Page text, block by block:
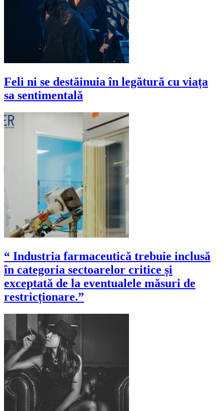
Feli ni se destăinuia în legătură cu viața
sa sentimentală
“ Industria farmaceutică trebuie inclusă
în categoria sectoarelor critice și
exceptată de la eventualele măsuri de
restricționare.”